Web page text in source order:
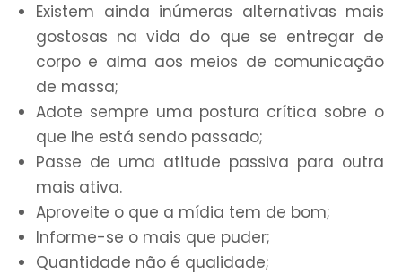
Existem ainda inúmeras alternativas mais
gostosas na vida do que se entregar de
corpo e alma aos meios de comunicação
de massa;
Adote sempre uma postura crítica sobre o
que lhe está sendo passado;
Passe de uma atitude passiva para outra
mais ativa.
Aproveite o que a mídia tem de bom;
Informe-se o mais que puder;
Quantidade não é qualidade;